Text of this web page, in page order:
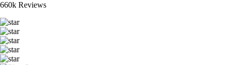
660k Reviews